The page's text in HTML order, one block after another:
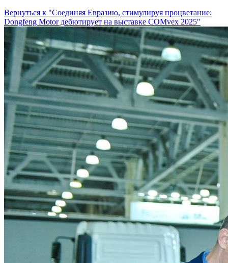
Вернуться к "Соединяя Евразию, стимулируя процветание:
Dongfeng Motor дебютирует на выставке COMvex 2025"